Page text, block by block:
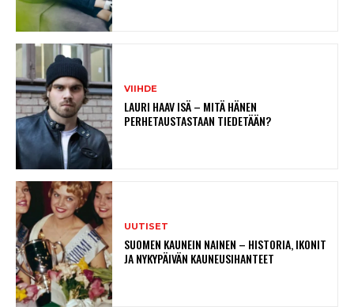
VIIHDE
LAURI HAAV ISÄ – MITÄ HÄNEN
PERHETAUSTASTAAN TIEDETÄÄN?
UUTISET
SUOMEN KAUNEIN NAINEN – HISTORIA, IKONIT
JA NYKYPÄIVÄN KAUNEUSIHANTEET